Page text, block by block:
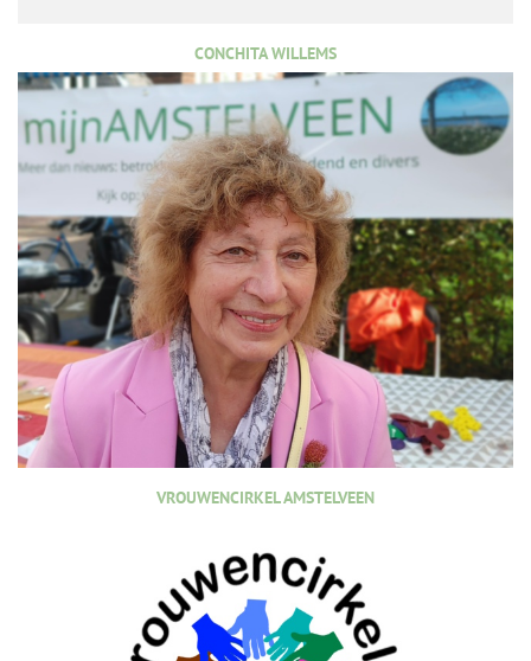
CONCHITA WILLEMS
VROUWENCIRKEL AMSTELVEEN